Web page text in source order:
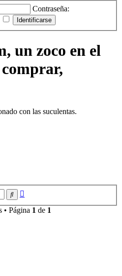
Contraseña:
un zoco en el
con las suculentas.
Buscar
• Página 1 de 1